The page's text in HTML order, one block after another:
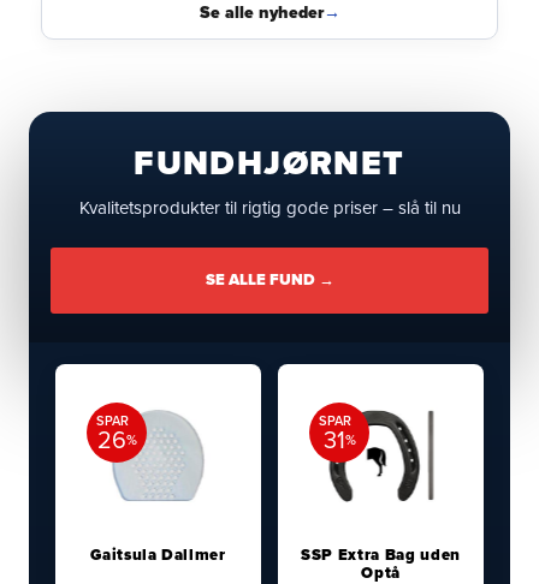
Se alle nyheder→
FUNDHJØRNET
Kvalitetsprodukter til rigtig gode priser – slå til nu
SE ALLE FUND →
Gaitsula Dallmer
SPAR
26%
SSP Extra Bag uden
Optå
SPAR
31%